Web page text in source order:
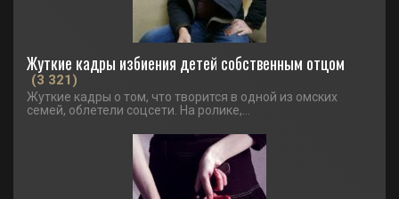
Жуткие кадры избиения детей собственным отцом
(3 321)
Жуткие кадры о том, что творится в одной из омских
семей, облетели соцсети. На ролике,...